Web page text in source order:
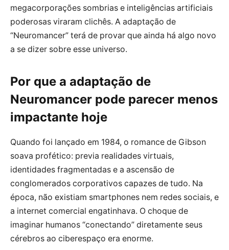
megacorporações sombrias e inteligências artificiais
poderosas viraram clichês. A adaptação de
“Neuromancer” terá de provar que ainda há algo novo
a se dizer sobre esse universo.
Por que a adaptação de
Neuromancer pode parecer menos
impactante hoje
Quando foi lançado em 1984, o romance de Gibson
soava profético: previa realidades virtuais,
identidades fragmentadas e a ascensão de
conglomerados corporativos capazes de tudo. Na
época, não existiam smartphones nem redes sociais, e
a internet comercial engatinhava. O choque de
imaginar humanos “conectando” diretamente seus
cérebros ao ciberespaço era enorme.